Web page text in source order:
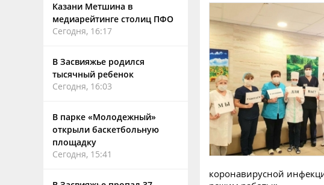
Казани Метшина в
медиарейтинге столиц ПФО
Сегодня, 16:17
В Засвияжье родился
тысячный ребенок
Сегодня, 16:03
В парке «Молодежный»
открыли баскетбольную
площадку
Сегодня, 15:41
коронавирусной